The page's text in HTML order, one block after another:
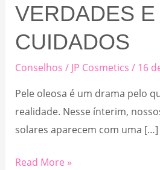
VERDADES E
CUIDADOS
Conselhos / JP Cosmetics/ 16
Pele oleosa é um drama pelo
realidade. Nesse ínterim,
solares aparecem com uma […]
Pele
Read More »